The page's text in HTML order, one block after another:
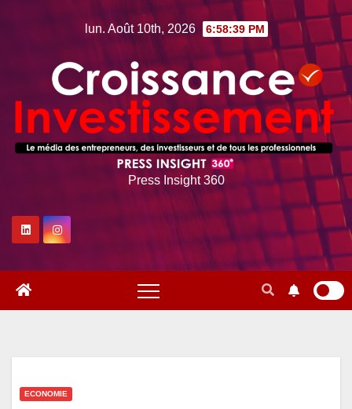
lun. Août 10th, 2026 6:58:40 PM
Press Insight 360
ECONOMIE